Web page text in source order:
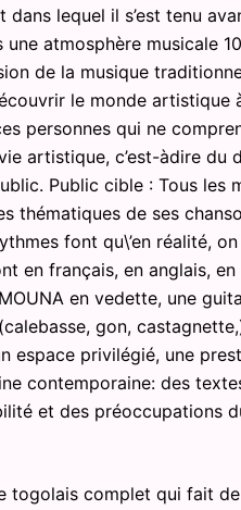
dans lequel il s’est tenu
atmosphère musicale
de la musique
le monde artistique
personnes qui ne
artistique, c’est-àdire du
Public cible : Tous les
thématiques de ses
font qu\’en réalité,
en français, en anglais,
en vedette, une
gon,
espace privilégié, une
contemporaine: des
et des préoccupations
togolais complet qui fait